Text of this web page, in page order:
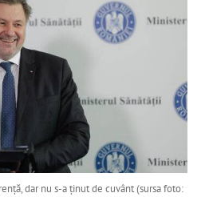
dar nu s-a ținut de cuvânt (sursa foto: